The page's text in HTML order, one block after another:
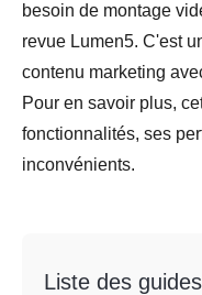
besoin de montage
revue Lumen5. C'est
contenu marketing
Pour en savoir plus,
fonctionnalités, ses
inconvénients.
Liste des guides